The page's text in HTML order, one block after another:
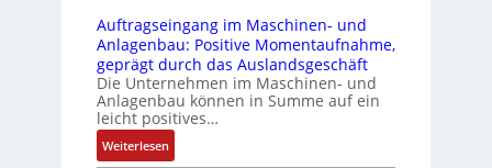
s
i
c
h
f
l
e
x
i
e
n
4
G
u
Z
e
r
t
i
u
c
k
a
u
s
g
Auftragseingang im Maschinen- und
Anlagenbau: Positive Momentaufnahme,
geprägt durch das Auslandsgeschäft
Die Unternehmen im Maschinen- und
Anlagenbau können in Summe auf ein
leicht positives…
Weiterlesen: